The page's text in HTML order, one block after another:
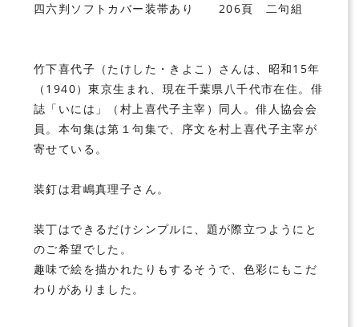
四六判ソフトカバー装帯あり 206頁 二句組
竹下喜代子（たけした・きよこ）さんは、昭和15年
（1940）東京生まれ、現在千葉県八千代市在住。俳
誌「いには」（村上喜代子主宰）同人。俳人協会会
員。本句集は第１句集で、序文を村上喜代子主宰が
寄せている。
装釘は君嶋真理子さん。
装丁はできるだけシンプルに、題が際立つようにと
のご希望でした。
趣味で絵を描かれたりもするそうで、色彩にもこだ
わりがありました。